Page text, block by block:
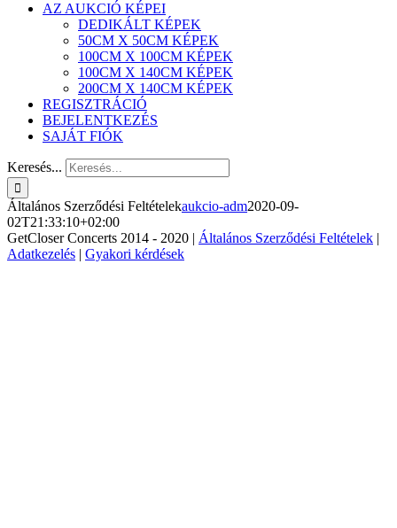
AZ AUKCIÓ KÉPEI
DEDIKÁLT KÉPEK
50CM X 50CM KÉPEK
100CM X 100CM KÉPEK
100CM X 140CM KÉPEK
200CM X 140CM KÉPEK
REGISZTRÁCIÓ
BEJELENTKEZÉS
SAJÁT FIÓK
Keresés...
Általános Szerződési Feltételekaukcio-adm2020-09-
02T21:33:10+02:00
GetCloser Concerts 2014 - 2020 | Általános Szerződési Feltételek |
Adatkezelés | Gyakori kérdések